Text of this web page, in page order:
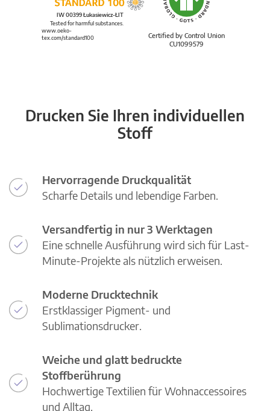
Certified by Control Union
CU1099579
IW 00399 Łukasiewicz-ŁIT
Tested for harmful substances.
www.oeko-
tex.com/standard100
Drucken Sie Ihren individuellen
Stoff
Hervorragende Druckqualität
Scharfe Details und lebendige Farben.
Versandfertig in nur 3 Werktagen
Eine schnelle Ausführung wird sich für Last-
Minute-Projekte als nützlich erweisen.
Moderne Drucktechnik
Erstklassiger Pigment- und
Sublimationsdrucker.
Weiche und glatt bedruckte
Stoffberührung
Hochwertige Textilien für Wohnaccessoires
und Alltag.